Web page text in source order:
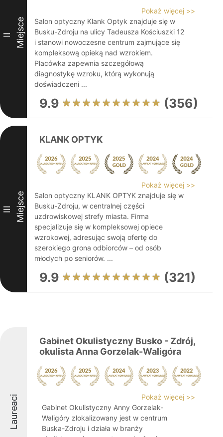
II Miejsce
Pokaż więcej >>
Salon optyczny Klank Optyk znajduje się w
Busku-Zdroju na ulicy Tadeusza Kościuszki 12
i stanowi nowoczesne centrum zajmujące się
kompleksową opieką nad wzrokiem.
Placówka zapewnia szczegółową
diagnostykę wzroku, którą wykonują
doświadczeni ...
9.9 (356)
III Miejsce
KLANK OPTYK
Pokaż więcej >>
Salon optyczny KLANK OPTYK znajduje się w
Busku-Zdroju, w centralnej części
uzdrowiskowej strefy miasta. Firma
specjalizuje się w kompleksowej opiece
wzrokowej, adresując swoją ofertę do
szerokiego grona odbiorców – od osób
młodych po seniorów. ...
9.9 (321)
Laureaci
Gabinet Okulistyczny Busko - Zdrój,
okulista Anna Gorzelak-Waligóra
Pokaż więcej >>
Gabinet Okulistyczny Anny Gorzelak-
Waligóry zlokalizowany jest w centrum
Buska-Zdroju i działa w branży